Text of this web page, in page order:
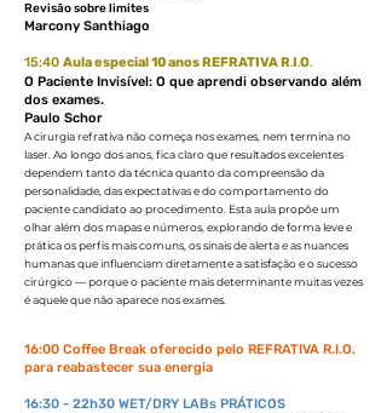
Revisão sobre limites
Marcony Santhiago
15:40 Aula especial 10 anos REFRATIVA R.I.O.
O Paciente Invisível: O que aprendi observando além
dos exames.
Paulo Schor
A cirurgia refrativa não começa nos exames, nem termina no
laser. Ao longo dos anos, fica claro que resultados excelentes
dependem tanto da técnica quanto da compreensão da
personalidade, das expectativas e do comportamento do
paciente candidato ao procedimento. Esta aula propõe um
olhar além dos mapas e números, explorando de forma leve e
prática os perfis mais comuns, os sinais de alerta e as nuances
humanas que influenciam diretamente a satisfação e o sucesso
cirúrgico — porque o paciente mais determinante muitas vezes
é aquele que não aparece nos exames.
16:00 Coffee Break oferecido pelo REFRATIVA R.I.O.
para reabastecer sua energia
16:30 - 22h30 WET/DRY LABs PRÁTICOS